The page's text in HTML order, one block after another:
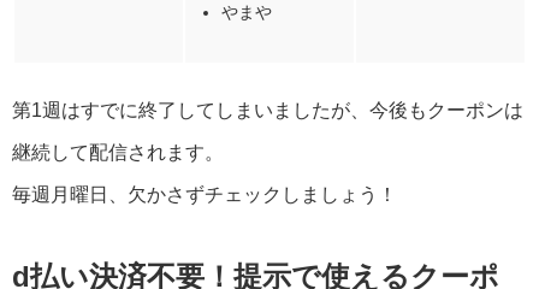
やまや
第1週はすでに終了してしまいましたが、今後もクーポンは
継続して配信されます。
毎週月曜日、欠かさずチェックしましょう！
d払い決済不要！提示で使えるクーポ